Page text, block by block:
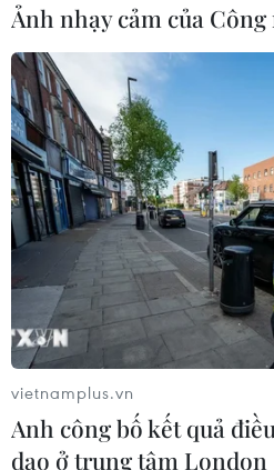
Các cơ quan hành chính cũng
ngày lễ trọng đại của dân tộc -
phóng miền Nam, Thống nhất
Hiếu/
Ảnh nhạy cảm của
vietnamplus.vn
Anh công bố kết quả
dao ở trung tâm London